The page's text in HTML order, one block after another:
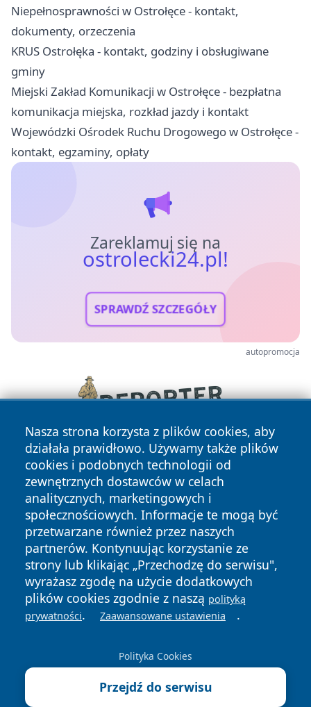
Niepełnosprawności w Ostrołęce - kontakt,
dokumenty, orzeczenia
KRUS Ostrołęka - kontakt, godziny i obsługiwane
gminy
Miejski Zakład Komunikacji w Ostrołęce - bezpłatna
komunikacja miejska, rozkład jazdy i kontakt
Wojewódzki Ośrodek Ruchu Drogowego w Ostrołęce -
kontakt, egzaminy, opłaty
Zareklamuj się na
ostrolecki24.pl!
SPRAWDŹ SZCZEGÓŁY
autopromocja
Nasza strona korzysta z plików cookies, aby
działała prawidłowo. Używamy także plików
cookies i podobnych technologii od
zewnętrznych dostawców w celach
analitycznych, marketingowych i
społecznościowych. Informacje te mogą być
przetwarzane również przez naszych
partnerów. Kontynuując korzystanie ze
strony lub klikając „Przechodzę do serwisu",
wyrażasz zgodę na użycie dodatkowych
plików cookies zgodnie z naszą polityką
prywatności. Zaawansowane ustawienia .
Polityka Cookies
Przejdź do serwisu
Copyright © 2026 ostrolecki24.pl Wszystkie prawa
zastrzeżone.
News Autorzy
Polityka
Prywatności
Polityka
Cookies